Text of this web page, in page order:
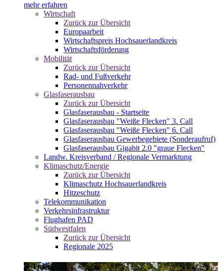
mehr erfahren
Wirtschaft
Zurück zur Übersicht
Europaarbeit
Wirtschaftspreis Hochsauerlandkreis
Wirtschaftsförderung
Mobilität
Zurück zur Übersicht
Rad- und Fußverkehr
Personennahverkehr
Glasfaserausbau
Zurück zur Übersicht
Glasfaserausbau - Startseite
Glasfaserausbau "Weiße Flecken" 3. Call
Glasfaserausbau "Weiße Flecken" 6. Call
Glasfaserausbau Gewerbegebiete (Sonderaufruf)
Glasfaserausbau Gigabit 2.0 "graue Flecken"
Landw. Kreisverband / Regionale Vermarktung
Klimaschutz/Energie
Zurück zur Übersicht
Klimaschutz Hochsauerlandkreis
Hitzeschutz
Telekommunikation
Verkehrsinfrastruktur
Flughafen PAD
Südwestfalen
Zurück zur Übersicht
Regionale 2025
E-Ticket